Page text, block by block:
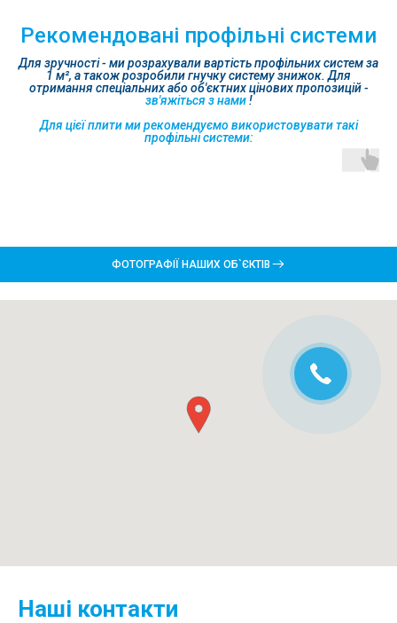
Рекомендовані профільні системи
Для зручності - ми розрахували вартість профільних систем за
1 м², а також розробили гнучку систему знижок. Для
отримання спеціальних або об'єктних цінових пропозицій -
зв'яжіться з нами !
Для цієї плити ми рекомендуємо використовувати такі
профільні системи:
ФОТОГРАФІЇ НАШИХ ОБ`ЄКТІВ
Наші контакти